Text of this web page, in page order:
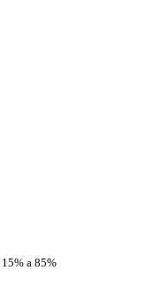
15% a 85%